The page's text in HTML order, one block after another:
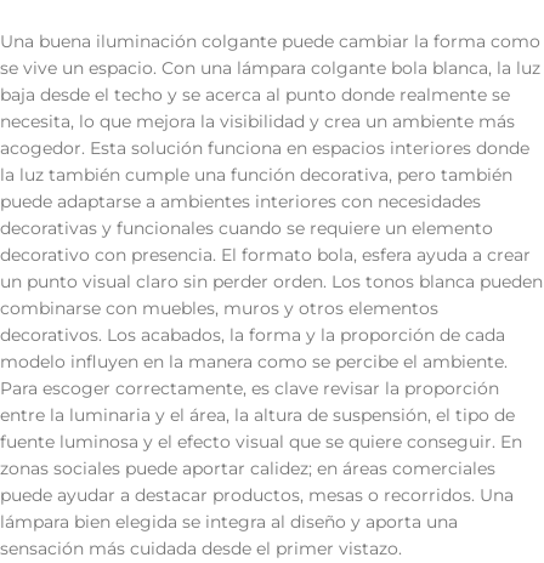
Una buena iluminación colgante puede cambiar la forma como
se vive un espacio. Con una lámpara colgante bola blanca, la luz
baja desde el techo y se acerca al punto donde realmente se
necesita, lo que mejora la visibilidad y crea un ambiente más
acogedor. Esta solución funciona en espacios interiores donde
la luz también cumple una función decorativa, pero también
puede adaptarse a ambientes interiores con necesidades
decorativas y funcionales cuando se requiere un elemento
decorativo con presencia. El formato bola, esfera ayuda a crear
un punto visual claro sin perder orden. Los tonos blanca pueden
combinarse con muebles, muros y otros elementos
decorativos. Los acabados, la forma y la proporción de cada
modelo influyen en la manera como se percibe el ambiente.
Para escoger correctamente, es clave revisar la proporción
entre la luminaria y el área, la altura de suspensión, el tipo de
fuente luminosa y el efecto visual que se quiere conseguir. En
zonas sociales puede aportar calidez; en áreas comerciales
puede ayudar a destacar productos, mesas o recorridos. Una
lámpara bien elegida se integra al diseño y aporta una
sensación más cuidada desde el primer vistazo.